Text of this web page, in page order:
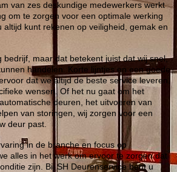
van zes deskundige medewerkers werkt
om te zorgen voor een optimale werking
altijd kunt rekenen op veiligheid, gemak en
bedrijf, maar dat betekent juist dat wij snel,
handelen. Korte lijntjes en een goede
dat we altijd de beste service leveren,
wensen. Of het nu gaat om het
deuren, het uitvoeren van
van storingen, wij zorgen voor een
deur past.
in de branche en focus op
alles in het werk om ervoor te zorgen dat
zijn. Bij SH Deurenservice bent u